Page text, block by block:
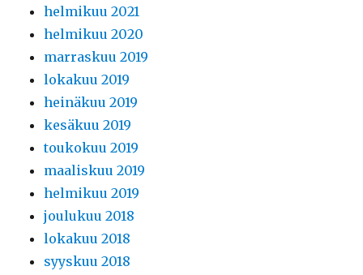
helmikuu 2021
helmikuu 2020
marraskuu 2019
lokakuu 2019
heinäkuu 2019
kesäkuu 2019
toukokuu 2019
maaliskuu 2019
helmikuu 2019
joulukuu 2018
lokakuu 2018
syyskuu 2018